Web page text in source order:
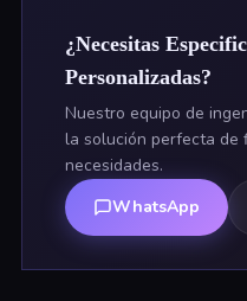
¿Necesitas
Personalizadas?
Nuestro equipo de
la solución perfecta de
necesidades.
WhatsApp